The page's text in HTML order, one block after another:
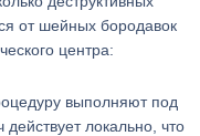
от шейных бородавок
центра:
выполняют под
локально, что